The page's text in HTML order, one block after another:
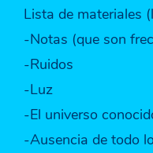
Lista de materiales
-Notas (que son
-Ruidos
-Luz
-El universo
-Ausencia de todo